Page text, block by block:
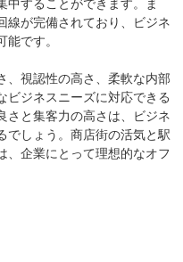
中することができます。ま
線が完備されており、ビジネ
です。
、視認性の高さ、柔軟な内部
ビジネスニーズに対応できる
さと集客力の高さは、ビジネ
でしょう。商店街の活気と駅
、企業にとって理想的なオフ